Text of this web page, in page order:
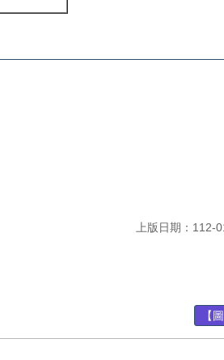
上版日期：112-
【